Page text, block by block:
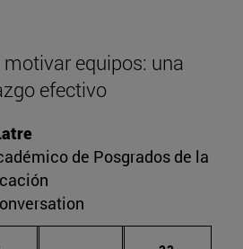
motivar equipos: una
efectivo
de Posgrados de la